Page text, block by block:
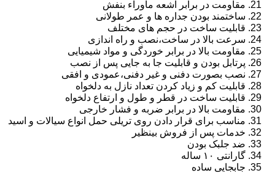
مقاومت در برابر اشعه ماوراء بنفش
ساختمند بودن جداره ها و عمر طولانی
قابلیت ساخت در حجم های مختلف
سرعت بالا در ساخت،نصب و راه اندازی
مقاومت بالا در برابر خوردگی و مواد شیمیایی
پرتابل بودن و قابلیت جا به جایی پس از نصب
نصب بصورت دفنی و غیر دفنی،عمودی و افقی
قابلیت کم و زیاد کردن تعداد نازل به دلخواه
قابلیت ساخت در قطر و طول و ارتفاع دلخواه
مقاومت بالا در برابر ضربه و فشار خارجی
مناسب برای قرار دادن روی تریلی حمل انواع سیالات و اسید
خدمات پس از فروش بینظیر
ضد جلبک بودن
گارانتی ۱۰ ساله
جابجایی ساده